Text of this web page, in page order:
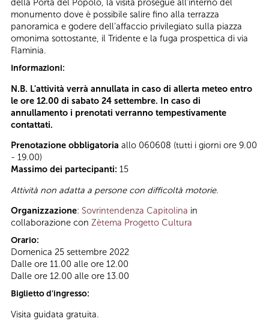
della Porta del Popolo, la visita prosegue all’interno del
monumento dove è possibile salire fino alla terrazza
panoramica e godere dell’affaccio privilegiato sulla piazza
omonima sottostante, il Tridente e la fuga prospettica di via
Flaminia.
Informazioni:
N.B. L'attività verrà annullata in caso di allerta meteo entro
le ore 12.00 di sabato 24 settembre. In caso di
annullamento i prenotati verranno tempestivamente
contattati.
Prenotazione obbligatoria allo 060608 (tutti i giorni ore 9.00
- 19.00)
Massimo dei partecipanti: 15
Attività non adatta a persone con difficoltà motorie.
Organizzazione: Sovrintendenza Capitolina in
collaborazione con Zètema Progetto Cultura
Orario:
Domenica 25 settembre 2022
Dalle ore 11.00 alle ore 12.00
Dalle ore 12.00 alle ore 13.00
Biglietto d'ingresso:
Visita guidata gratuita.